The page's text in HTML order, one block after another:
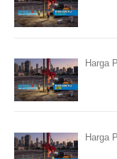
Harga
Harga